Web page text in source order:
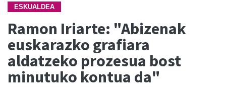
ESKUALDEA
Ramon Iriarte: "Abizenak
euskarazko grafiara
aldatzeko prozesua bost
minutuko kontua da"